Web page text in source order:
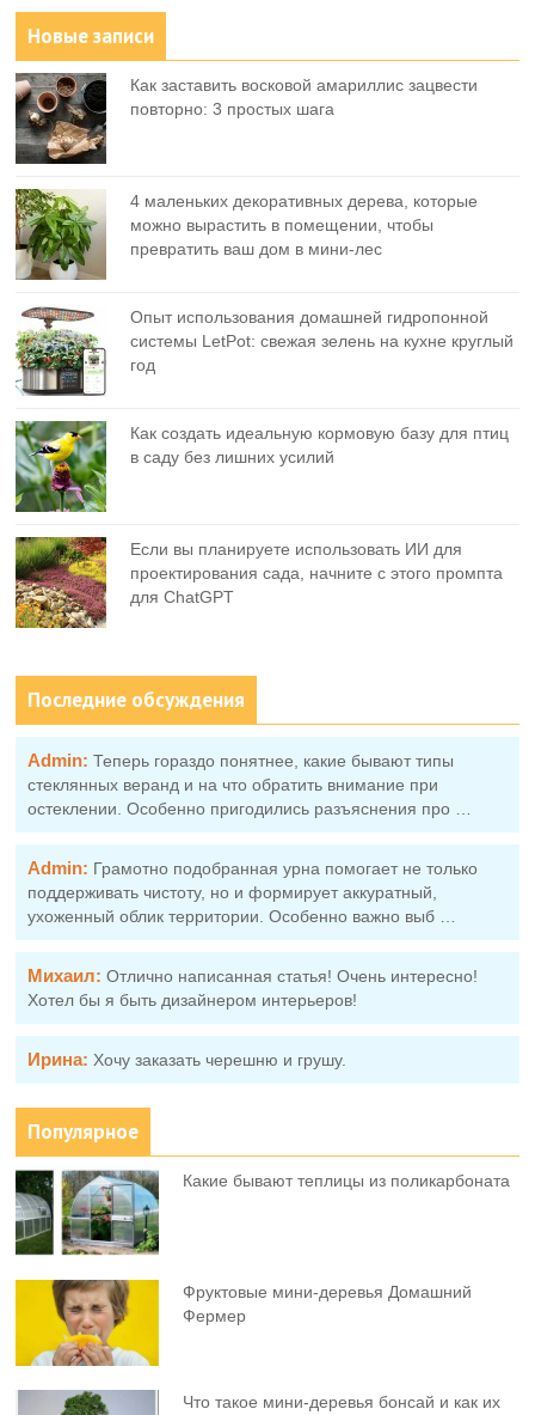
Новые записи
Как заставить восковой амариллис зацвести
повторно: 3 простых шага
4 маленьких декоративных дерева, которые
можно вырастить в помещении, чтобы
превратить ваш дом в мини-лес
Опыт использования домашней гидропонной
системы LetPot: свежая зелень на кухне круглый
год
Как создать идеальную кормовую базу для птиц
в саду без лишних усилий
Если вы планируете использовать ИИ для
проектирования сада, начните с этого промпта
для ChatGPT
Последние обсуждения
Admin: Теперь гораздо понятнее, какие бывают типы
стеклянных веранд и на что обратить внимание при
остеклении. Особенно пригодились разъяснения про …
Admin: Грамотно подобранная урна помогает не только
поддерживать чистоту, но и формирует аккуратный,
ухоженный облик территории. Особенно важно выб …
Михаил: Отлично написанная статья! Очень интересно!
Хотел бы я быть дизайнером интерьеров!
Ирина: Хочу заказать черешню и грушу.
Популярное
Какие бывают теплицы из поликарбоната
Фруктовыe мини-деревья Домашний
Фермер
Что такое мини-деревья бонсай и как их